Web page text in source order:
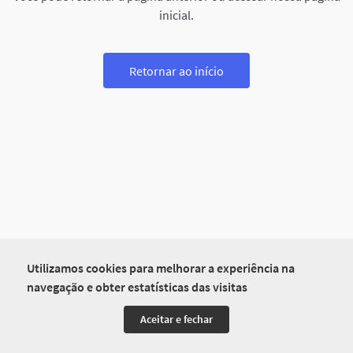
Utilizamos cookies para melhorar a experiência na
navegação e obter estatísticas das visitas
Aceitar e fechar
inicial.
Retornar ao início